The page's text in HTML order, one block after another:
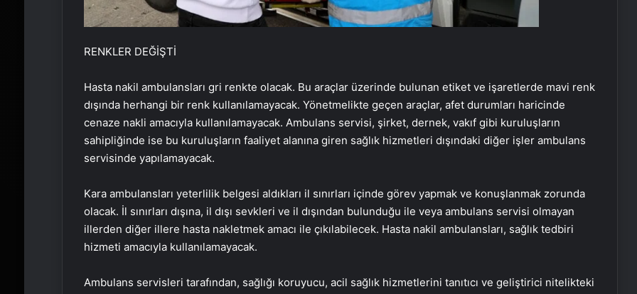
RENKLER DEĞİŞTİ
Hasta nakil ambulansları gri renkte olacak. Bu araçlar üzerinde bulunan etiket ve işaretlerde mavi renk
dışında herhangi bir renk kullanılamayacak. Yönetmelikte geçen araçlar, afet durumları haricinde
cenaze nakli amacıyla kullanılamayacak. Ambulans servisi, şirket, dernek, vakıf gibi kuruluşların
sahipliğinde ise bu kuruluşların faaliyet alanına giren sağlık hizmetleri dışındaki diğer işler ambulans
servisinde yapılamayacak.
Kara ambulansları yeterlilik belgesi aldıkları il sınırları içinde görev yapmak ve konuşlanmak zorunda
olacak. İl sınırları dışına, il dışı sevkleri ve il dışından bulunduğu ile veya ambulans servisi olmayan
illerden diğer illere hasta nakletmek amacı ile çıkılabilecek. Hasta nakil ambulansları, sağlık tedbiri
hizmeti amacıyla kullanılamayacak.
Ambulans servisleri tarafından, sağlığı koruyucu, acil sağlık hizmetlerini tanıtıcı ve geliştirici nitelikteki